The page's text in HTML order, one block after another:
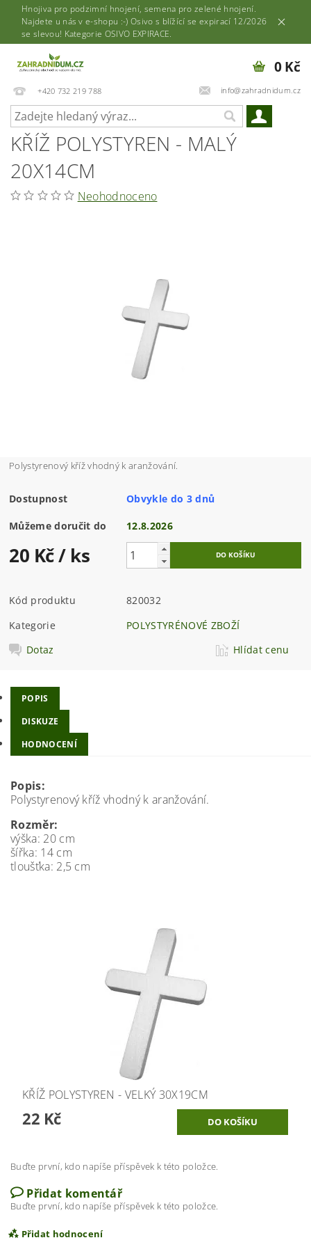
Hnojiva pro podzimní hnojení, semena pro zelené hnojení.
Najdete u nás v e-shopu :-) Osivo s blížící se expirací 12/2026
se slevou! Kategorie OSIVO EXPIRACE.
+420 732 219 788 info@zahradnidum.cz
0 Kč
KŘÍŽ POLYSTYREN - MALÝ
20X14CM
Neohodnoceno
Polystyrenový kříž vhodný k aranžování.
Dostupnost Obvykle do 3 dnů
Můžeme doručit do 12.8.2026
20 Kč/ ks
Kód produktu
820032
Kategorie
POLYSTYRÉNOVÉ ZBOŽÍ
Dotaz
Hlídat cenu
POPIS
DISKUZE
HODNOCENÍ
Popis:
Polystyrenový kříž vhodný k aranžování.
Rozměr:
výška: 20 cm
šířka: 14 cm
tloušťka: 2,5 cm
KŘÍŽ POLYSTYREN - VELKÝ 30X19CM
22 Kč
Buďte první, kdo napíše příspěvek k této položce.
Přidat komentář
Buďte první, kdo napíše příspěvek k této položce.
Přidat hodnocení